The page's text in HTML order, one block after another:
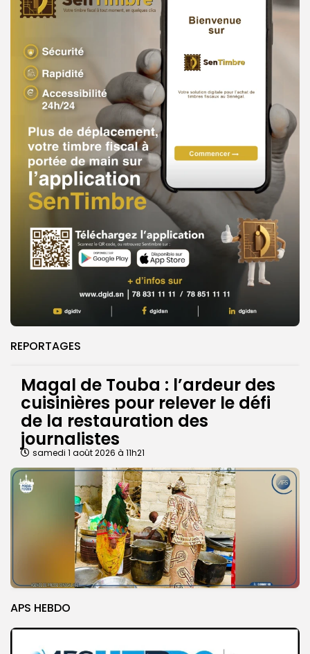
REPORTAGES
Magal de Touba : l’ardeur des
cuisinières pour relever le défi
de la restauration des
journalistes
samedi 1 août 2026 à 11h21
APS HEBDO